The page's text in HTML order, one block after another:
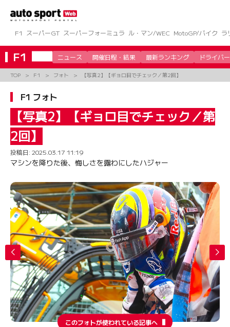
ツ
へ
ス
キ
ッ
F1 スーパーGT スーパーフォーミュラ ル・マン/WEC MotoGP/バイク ラ
F1 ニュース 開催日程・結果 最新ランキング ドライバー
TOP F1 フォト 【写真2】【ギョロ目でチェック／第2回】
F1 フォト
【写真2】【ギョロ目でチェック／第
2回】
投稿日: 2025.03.17 11:19
マシンを降りた後、悔しさを露わにしたハジャー
このフォトが使われている記事へ